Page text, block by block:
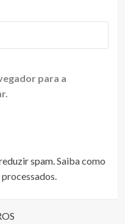
para a
spam.Saiba como
.